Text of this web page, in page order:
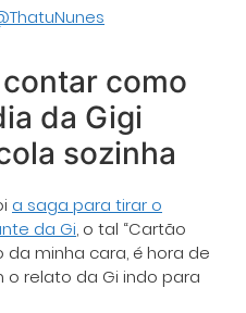
como
da Gigi
sozinha
a saga para tirar o
da Gi, o tal “Cartão
da minha cara, é hora de
relato da Gi indo para